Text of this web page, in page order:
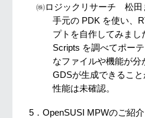
㈱ロジックリサーチ 松田
手元の PDK を使い、
プトを自作してみまし
Scripts を調べてポー
なファイルや機能が分
GDSが生成できるこ
性能は未確認。
5．OpenSUSI MPWのご紹